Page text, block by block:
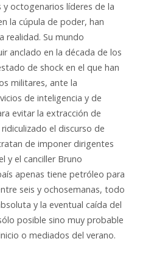
y octogenarios líderes de la
la cúpula de poder, han
realidad. Su mundo
anclado en la década de los
de shock en el que han
militares, ante la
de inteligencia y de
evitar la extracción de
el discurso de
de imponer dirigentes
y el canciller Bruno
apenas tiene petróleo para
seis y ochosemanas, todo
y la eventual caída del
posible sino muy probable
o mediados del verano.